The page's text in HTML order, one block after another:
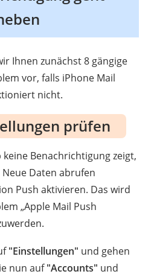
Ihnen zunächst 8 gängige
vor, falls iPhone Mail
nicht.
prüfen
Benachrichtigung zeigt,
Daten abrufen
Push aktivieren. Das wird
„Apple Mail Push
"Einstellungen" und gehen
nun auf"Accounts" und